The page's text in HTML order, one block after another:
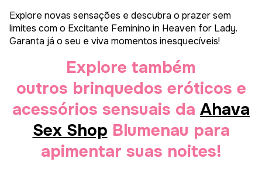
Explore novas sensações e descubra o prazer sem
limites com o Excitante Feminino in Heaven for Lady.
Garanta já o seu e viva momentos inesquecíveis!
Explore também
outros brinquedos eróticos e
acessórios sensuais da Ahava
Sex Shop Blumenau para
apimentar suas noites!